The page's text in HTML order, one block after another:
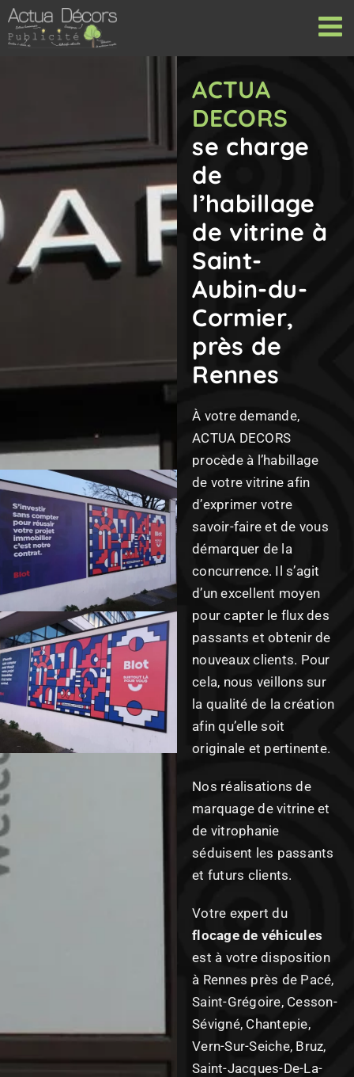
Passer
au
ACTUA
DECORS
se charge
de
l’habillage
de vitrine à
Saint-
Aubin-du-
Cormier,
près de
Rennes
À votre demande,
ACTUA DECORS
procède à l’habillage
de votre vitrine afin
d’exprimer votre
savoir-faire et de vous
démarquer de la
concurrence. Il s’agit
d’un excellent moyen
pour capter le flux des
passants et obtenir de
nouveaux clients. Pour
cela, nous veillons sur
la qualité de la création
afin qu’elle soit
originale et pertinente.
Nos réalisations de
marquage de vitrine et
de vitrophanie
séduisent les passants
et futurs clients.
Votre expert du
flocage de véhicules
est à votre disposition
à Rennes près de Pacé,
Saint-Grégoire, Cesson-
Sévigné, Chantepie,
Vern-Sur-Seiche, Bruz,
Saint-Jacques-De-La-